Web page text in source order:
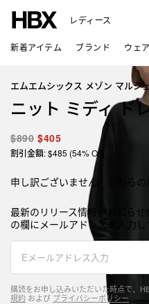
レディース
新着アイテム ブランド ウェア
エムエムシックス メゾン マルジ
ニット ミディ ド
$890 $405
割引金額: $485 (54% Off)
申し訳ございません、こちらの
最新のリリース情報やお知ら
の欄にメールアドレスを入力し
購読をお申し込みいただいた時点で、
規約 および プライバシーポリシー